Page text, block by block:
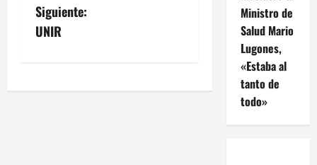
v
g
Siguiente:
UNIR
Ministro de
Salud Mario
Lugones,
«Estaba al
tanto de
todo»